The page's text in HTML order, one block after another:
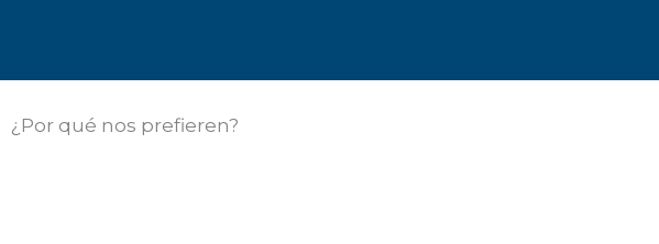
¿Por qué nos prefieren?